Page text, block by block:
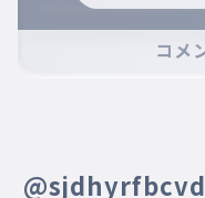
うっしっし
牧場内の
※コメントするには、ログイ
コメ
@sjdhyrfbcvd